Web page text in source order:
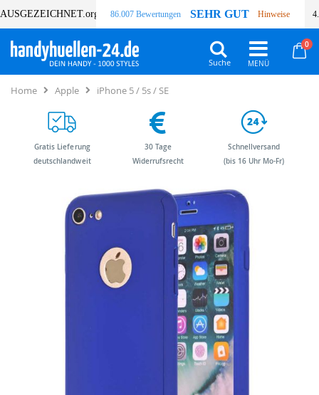
AUSGEZEICHNET.org 86.007 Bewertungen SEHR GUT Hinweise
0
Suche
Home Apple iPhone 5 / 5s / SE
Gratis Lieferung
deutschlandweit
30 Tage
Widerrufsrecht
Schnellversand
(bis 16 Uhr Mo-Fr)